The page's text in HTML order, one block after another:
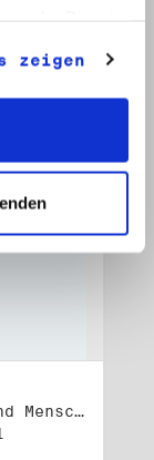
zeigen
Titel: Initiative Frieden und Menschenrechte (3)